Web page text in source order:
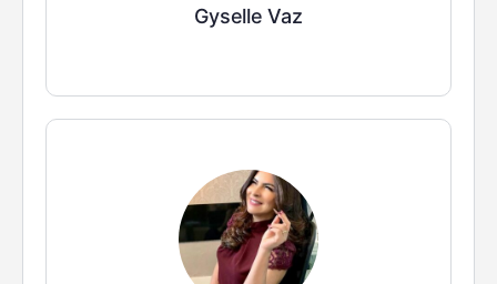
Gyselle Vaz